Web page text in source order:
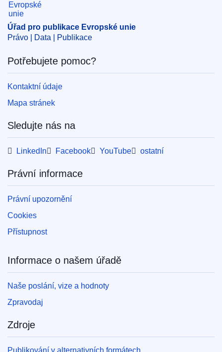
Úřad pro publikace Evropské unie
Právo | Data | Publikace
Potřebujete pomoc?
Kontaktní údaje
Mapa stránek
Sledujte nás na
LinkedIn Facebook YouTube ostatní
Právní informace
Právní upozornění
Cookies
Přístupnost
Informace o našem úřadě
Naše poslání, vize a hodnoty
Zpravodaj
Zdroje
Publikování v alternativních formátech